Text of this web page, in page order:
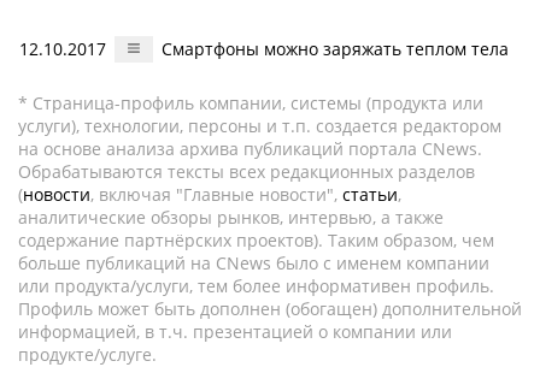
12.10.2017 Смартфоны можно заряжать теплом тела
* Страница-профиль компании, системы (продукта или
услуги), технологии, персоны и т.п. создается редактором
на основе анализа архива публикаций портала CNews.
Обрабатываются тексты всех редакционных разделов
(новости, включая "Главные новости", статьи,
аналитические обзоры рынков, интервью, а также
содержание партнёрских проектов). Таким образом, чем
больше публикаций на CNews было с именем компании
или продукта/услуги, тем более информативен профиль.
Профиль может быть дополнен (обогащен) дополнительной
информацией, в т.ч. презентацией о компании или
продукте/услуге.